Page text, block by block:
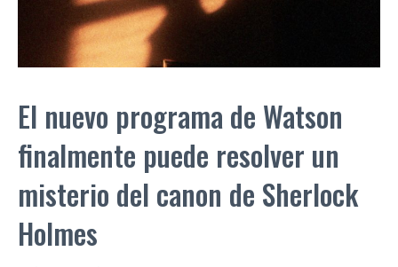
El nuevo programa de Watson
finalmente puede resolver un
misterio del canon de Sherlock
Holmes